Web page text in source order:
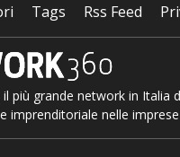
Tags Rss Feed
più grande network in Italia
imprenditoriale nelle